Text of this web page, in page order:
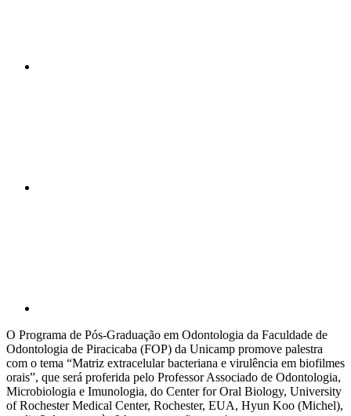
O Programa de Pós-Graduação em Odontologia da Faculdade de
Odontologia de Piracicaba (FOP) da Unicamp promove palestra
com o tema “Matriz extracelular bacteriana e virulência em biofilmes
orais”, que será proferida pelo Professor Associado de Odontologia,
Microbiologia e Imunologia, do Center for Oral Biology, University
of Rochester Medical Center, Rochester, EUA, Hyun Koo (Michel),